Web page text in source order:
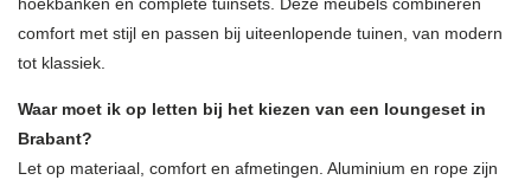
hoekbanken en complete tuinsets. Deze meubels combineren
comfort met stijl en passen bij uiteenlopende tuinen, van modern
tot klassiek.
Waar moet ik op letten bij het kiezen van een loungeset in
Brabant?
Let op materiaal, comfort en afmetingen. Aluminium en rope zijn